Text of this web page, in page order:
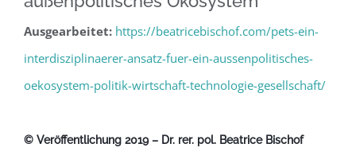
Ausgearbeitet: https://beatricebischof.com/pets-ein-
interdisziplinaerer-ansatz-fuer-ein-aussenpolitisches-
oekosystem-politik-wirtschaft-technologie-gesellschaft/
© Veröffentlichung 2019 – Dr. rer. pol. Beatrice Bischof